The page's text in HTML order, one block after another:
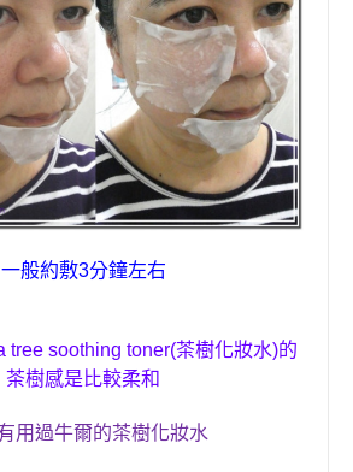
一般約敷3分鐘左右
tree soothing toner(茶樹化妝水)的
茶樹感是比較柔和
用過牛爾的茶樹化妝水